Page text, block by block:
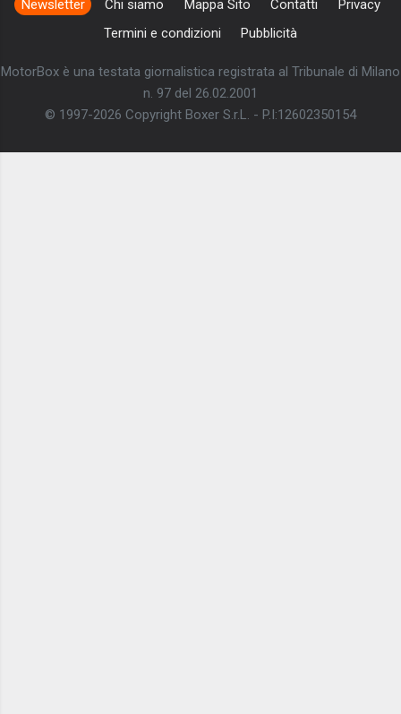
Newsletter Chi siamo Mappa Sito Contatti
Privacy
Termini e condizioni
Pubblicità
MotorBox è una testata giornalistica registrata al Tribunale di Milano
n. 97 del 26.02.2001
© 1997-2026 Copyright Boxer S.r.L. - P.I:12602350154